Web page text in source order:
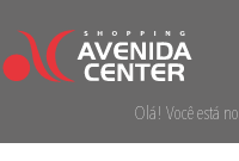
Olá! Você está no